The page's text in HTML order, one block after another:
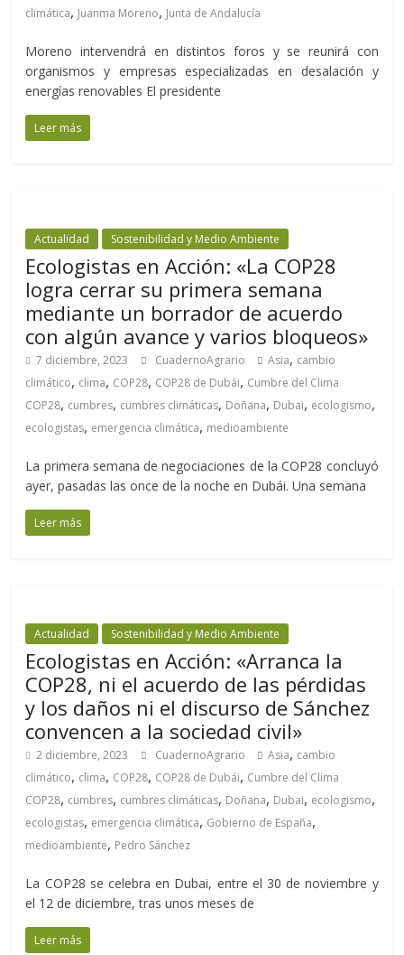
climática, Juanma Moreno, Junta de Andalucía
Moreno intervendrá en distintos foros y se reunirá con
organismos y empresas especializadas en desalación y
energías renovables El presidente
Leer más
Actualidad Sostenibilidad y Medio Ambiente
Ecologistas en Acción: «La COP28
logra cerrar su primera semana
mediante un borrador de acuerdo
con algún avance y varios bloqueos»
7 diciembre, 2023 CuadernoAgrario Asia, cambio
climático, clima, COP28, COP28 de Dubái, Cumbre del Clima
COP28, cumbres, cumbres climáticas, Doñana, Dubai, ecologismo,
ecologistas, emergencia climática, medioambiente
La primera semana de negociaciones de la COP28 concluyó
ayer, pasadas las once de la noche en Dubái. Una semana
Leer más
Actualidad Sostenibilidad y Medio Ambiente
Ecologistas en Acción: «Arranca la
COP28, ni el acuerdo de las pérdidas
y los daños ni el discurso de Sánchez
convencen a la sociedad civil»
2 diciembre, 2023 CuadernoAgrario Asia, cambio
climático, clima, COP28, COP28 de Dubái, Cumbre del Clima
COP28, cumbres, cumbres climáticas, Doñana, Dubai, ecologismo,
ecologistas, emergencia climática, Gobierno de España,
medioambiente, Pedro Sánchez
La COP28 se celebra en Dubai, entre el 30 de noviembre y
el 12 de diciembre, tras unos meses de
Leer más